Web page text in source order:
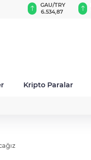
BIST 100
13.798,82
Kripto Paralar